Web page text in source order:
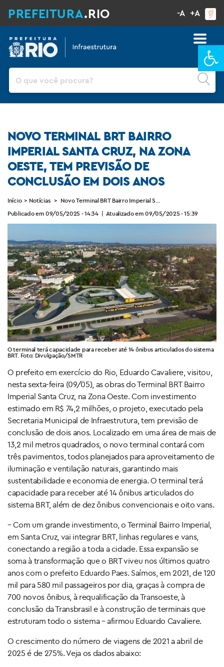
PREFEITURA.RIO -A +A
Pesquisar
NOVO TERMINAL BRT BAIRRO
IMPERIAL SANTA CRUZ, NA ZONA
OESTE, TEM PREVISÃO DE
CONCLUSÃO EM DOIS ANOS
Início > Notícias > Novo Terminal BRT Bairro Imperial Santa Cruz, na Zona
Publicado em 09/05/2025 - 14:34 | Atualizado em 09/05/2025 - 15:39
O terminal terá capacidade para receber até 14 ônibus articulados do sistema
BRT. Foto: Divulgação/SMTR
O prefeito em exercício do Rio, Eduardo Cavaliere, visitou,
nesta sexta-feira (09/05), as obras do Terminal BRT Bairro
Imperial Santa Cruz, na Zona Oeste. Com investimento
estimado em R$ 74,2 milhões, o projeto, executado pela
Secretaria Municipal de Infraestrutura, tem previsão de
conclusão de dois anos. Localizado em uma área de mais de
13,2 mil metros quadrados, o novo terminal contará com
três pavimentos, todos planejados para aproveitamento de
iluminação e ventilação naturais, garantindo mais
sustentabilidade e economia de energia. O terminal terá
capacidade para receber até 14 ônibus articulados do
sistema BRT, além de dez ônibus convencionais e oito vans.
– Com um grande investimento, o Terminal Bairro Imperial,
em Santa Cruz, vai integrar BRT, linhas regulares e vans,
conectando a região a toda a cidade. Essa expansão se
soma à transformação que o BRT viveu nos últimos quatro
anos com o prefeito Eduardo Paes. Saímos, em 2021, de 120
mil para 580 mil passageiros por dia, graças à compra de
700 novos ônibus, à requalificação da Transoeste, à
conclusão da Transbrasil e à construção de terminais que
estruturam todo o sistema – afirmou Eduardo Cavaliere.
O crescimento do número de viagens de 2021 a abril de
2025 é de 275%. Veja os dados abaixo: